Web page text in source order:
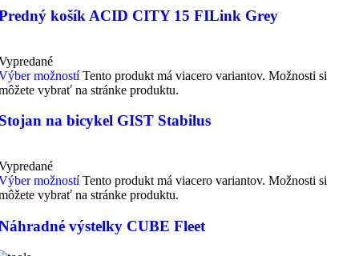
košík ACID CITY 15 FILink Grey
možností Tento produkt má viacero variantov. Možnosti si
vybrať na stránke produktu.
na bicykel GIST Stabilus
možností Tento produkt má viacero variantov. Možnosti si
vybrať na stránke produktu.
výstelky CUBE Fleet